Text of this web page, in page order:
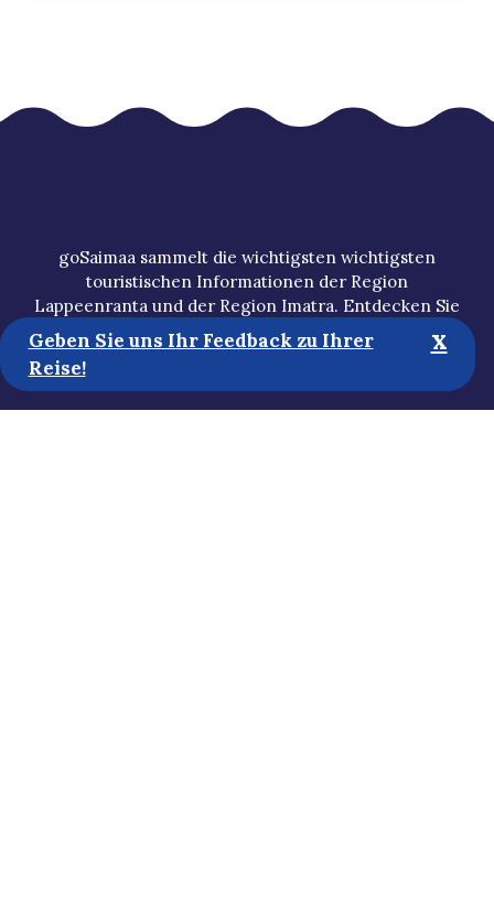
goSaimaa sammelt die wichtigsten wichtigsten
touristischen Informationen der Region
Lappeenranta und der Region Imatra. Entdecken Sie
die Region Dienstleistungen der Region, die
bekanntesten Sehenswürdigkeiten und verborgene
Juwelen und planen Sie Ihren eigenen Urlaub.
Geben Sie uns Ihr Feedback zu Ihrer
Reise!
x